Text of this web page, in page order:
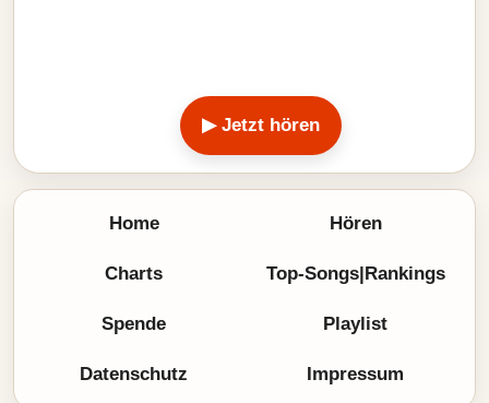
▶ Jetzt hören
Home Hören
Charts Top-Songs|Rankings
Spende Playlist
Datenschutz Impressum